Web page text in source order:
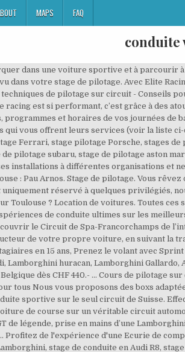
MAPS FAQ
conduite
la liste ci-dessous). Profitez de l'expérience d'une Ecurie de compétition et plus de 100 véhicules d'exception: stage de pilotage Ferrari, stage pilotage Porsche, stages de pilotage Lamborghini, stage de conduite en Audi R8, stage conduite Nissan GTR, stage de pilotage Alpine, stage de pilotage subaru, stage de pilotage aston martin Réputé pour le Superbiker, les motos comme les GTs peuvent s'exprimer pleinement sur 2,3km. Le circuit loue ses installations à différentes organisations et ne peut donc répondre à vos questions sur les baptêmes ou stages de conduite. Conduire une voiture GT près de Toulouse : Pau Arnos. Stage de pilotage. Vous rêvez de rouler sur le Circuit mais vous n’avez pas de véhicule adapté ? Ne pensez plus que conduire une supercar est uniquement réservé à quelques privilégiés, nous vous proposons de nombreux stages de pilotage sur différents circuits … Vous recherchez un stage de pilotage sur Toulouse ? Location de voitures. Toutes ces sujets sont abordés lors de nos stages de pilotage, profitez en au maximum ! Sales Assistant Nous offrons les espériences de conduite ultimes sur les meilleurs circuits du monde à des vrais passionés du sport automobile. Le baptême de piste est une occasion unique de découvrir le Circuit de Spa-Francorchamps de l’intérieur, à la fois comme passager d’une voiture de course aux mains d’un pilote professionnel, puis comme conducteur de votre propre voiture, en suivant la trajectoire de notre Leading Car. +32 (0)87 29 37 19 Leader du stage de pilotage avec 25 Circuits et plus de 450000 stagiaires en 15 ans, Prenez le volant avec Sprint Racing sur 13 modèles de Supercars d'Exception telles que Ferrari 488 GTB, Ferrari 458 Italia, Porsche, Audi, Lamborghini huracan, Lamborghini Gallardo, Alpine, Aston Martin, Nissan GTR, Mustang Shelby GT500, Subaru, Formule Renault et Formule 4 en France et en Belgique dès CHF 440.- ... Cours de pilotage sur circuit pour pilotes de voitures sportives qui débutent sur circuit et . Des coffrets de stage de pilotage sur circuit pour tous Nous vous proposons des boxs adaptées aux conducteurs confirmés comme aux débutants souhaitant expérimenter la conduite sur circuit. Le cours de conduite sportive sur le seul circuit de Suisse. Effectuez un stage de pilotage sur 25 circuits en France et en Belgique. Un stage de pilotage au volant d'une F1 ou d'une voiture de course sur un véritable circuit automobile, une expérience inoubliable ! Baptême en Ferrari 488 sur le célèbre circuit du Mans, conduite sur glace d’une GT de légende, prise en mains d’une Lamborghini Huracan sur le circuit de Trappes, pilotage drift d'une BMW préparée ou encore baptême en 206 rallye à Alès… Profitez de l'expérience d'une Ecurie de compétition et plus de 100 véhicules d'exception: stage de